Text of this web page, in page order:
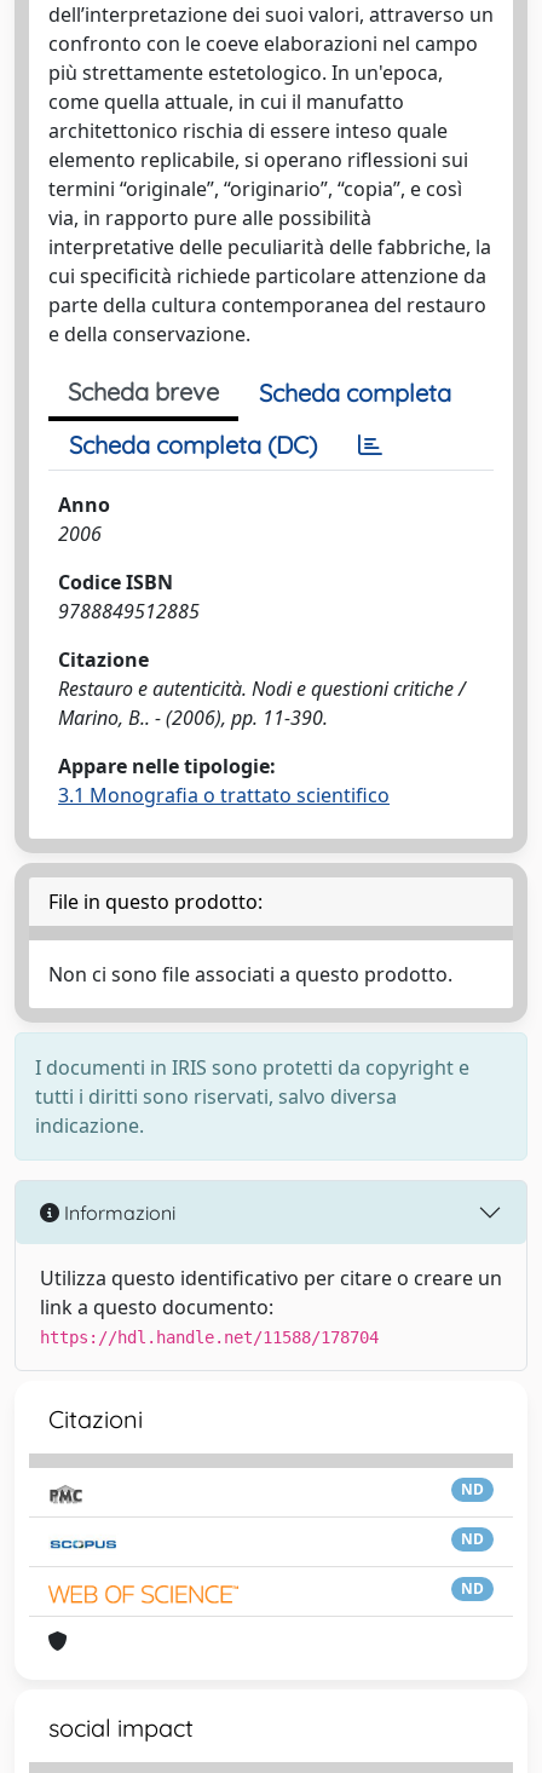
dell’interpretazione dei suoi valori, attraverso un
confronto con le coeve elaborazioni nel campo
più strettamente estetologico. In un'epoca,
come quella attuale, in cui il manufatto
architettonico rischia di essere inteso quale
elemento replicabile, si operano riflessioni sui
termini “originale”, “originario”, “copia”, e così
via, in rapporto pure alle possibilità
interpretative delle peculiarità delle fabbriche, la
cui specificità richiede particolare attenzione da
parte della cultura contemporanea del restauro
e della conservazione.
Scheda breve
Scheda completa
Scheda completa (DC)
Anno
2006
Codice ISBN
9788849512885
Citazione
Restauro e autenticità. Nodi e questioni critiche /
Marino, B.. - (2006), pp. 11-390.
Appare nelle tipologie:
3.1 Monografia o trattato scientifico
File in questo prodotto:
Non ci sono file associati a questo prodotto.
I documenti in IRIS sono protetti da copyright e
tutti i diritti sono riservati, salvo diversa
indicazione.
Informazioni
Utilizza questo identificativo per citare o creare un
link a questo documento:
https://hdl.handle.net/11588/178704
Citazioni
ND
ND
ND
social impact